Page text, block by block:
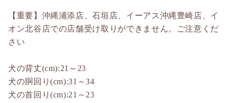
【重要】沖縄浦添店、石垣店、イーアス沖縄豊崎店、イ
オン北谷店での店舗受け取りができません。ご注意くだ
さい
犬の背丈(cm):21～23
犬の胴回り(cm):31～34
犬の首回り(cm):21～23